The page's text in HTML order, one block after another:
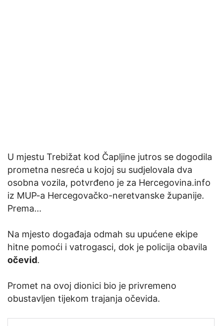
U mjestu Trebižat kod Čapljine jutros se dogodila
prometna nesreća u kojoj su sudjelovala dva
osobna vozila, potvrđeno je za Hercegovina.info
iz MUP-a Hercegovačko-neretvanske županije.
Prema…
Na mjesto događaja odmah su upućene ekipe
hitne pomoći i vatrogasci, dok je policija obavila
očevid.
Promet na ovoj dionici bio je privremeno
obustavljen tijekom trajanja očevida.